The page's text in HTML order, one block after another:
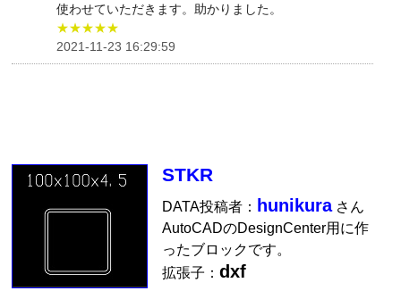
使わせていただきます。助かりました。
★★★★★
2021-11-23 16:29:59
STKR
DATA投稿者： hunikuraさん
AutoCADのDesignCenter用に作
ったブロックです。
拡張子：dxf